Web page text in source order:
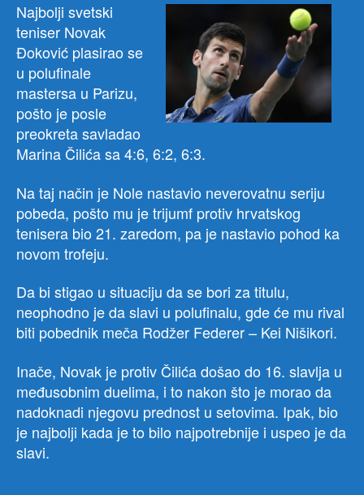
Najbolji svetski
teniser Novak
Đoković plasirao se
u polufinale
mastersa u Parizu,
pošto je posle
preokreta savladao
Marina Čilića sa 4:6, 6:2, 6:3.
Na taj način je Nole nastavio neverovatnu seriju
pobeda, pošto mu je trijumf protiv hrvatskog
tenisera bio 21. zaredom, pa je nastavio pohod ka
novom trofeju.
Da bi stigao u situaciju da se bori za titulu,
neophodno je da slavi u polufinalu, gde će mu rival
biti pobednik meča Rodžer Federer – Kei Nišikori.
Inače, Novak je protiv Čilića došao do 16. slavlja u
međusobnim duelima, i to nakon što je morao da
nadoknadi njegovu prednost u setovima. Ipak, bio
je najbolji kada je to bilo najpotrebnije i uspeo je da
slavi.